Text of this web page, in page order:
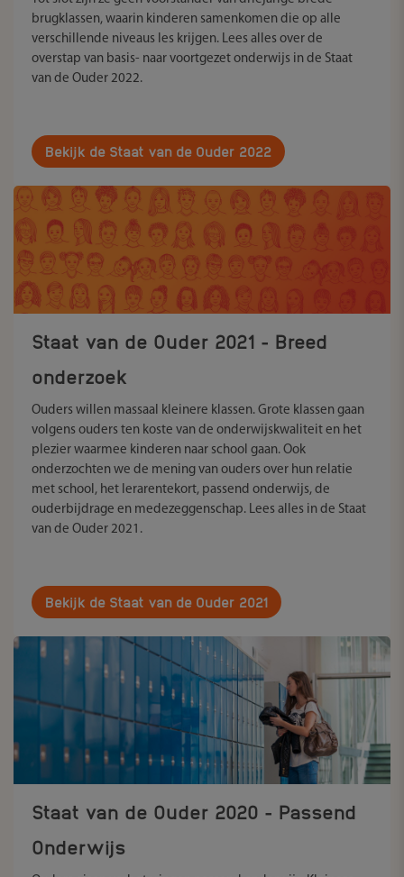
brugklassen, waarin kinderen samenkomen die op alle
verschillende niveaus les krijgen. Lees alles over de
overstap van basis- naar voortgezet onderwijs in de Staat
van de Ouder 2022.
Bekijk de Staat van de Ouder 2022
Staat van de Ouder 2021 - Breed
onderzoek
Ouders willen massaal kleinere klassen. Grote klassen gaan
volgens ouders ten koste van de onderwijskwaliteit en het
plezier waarmee kinderen naar school gaan. Ook
onderzochten we de mening van ouders over hun relatie
met school, het lerarentekort, passend onderwijs, de
ouderbijdrage en medezeggenschap. Lees alles in de Staat
van de Ouder 2021.
Bekijk de Staat van de Ouder 2021
Staat van de Ouder 2020 - Passend
Onderwijs